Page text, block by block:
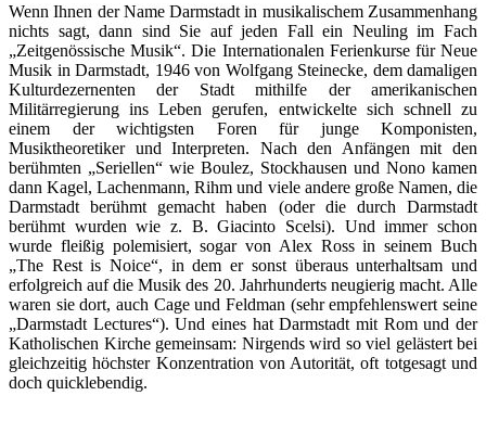
Wenn Ihnen der Name Darmstadt in musikalischem Zusammenhang
nichts sagt, dann sind Sie auf jeden Fall ein Neuling im Fach
„Zeitgenössische Musik“. Die Internationalen Ferienkurse für Neue
Musik in Darmstadt, 1946 von Wolfgang Steinecke, dem damaligen
Kulturdezernenten der Stadt mithilfe der amerikanischen
Militärregierung ins Leben gerufen, entwickelte sich schnell zu
einem der wichtigsten Foren für junge Komponisten,
Musiktheoretiker und Interpreten. Nach den Anfängen mit den
berühmten „Seriellen“ wie Boulez, Stockhausen und Nono kamen
dann Kagel, Lachenmann, Rihm und viele andere große Namen, die
Darmstadt berühmt gemacht haben (oder die durch Darmstadt
berühmt wurden wie z. B. Giacinto Scelsi). Und immer schon
wurde fleißig polemisiert, sogar von Alex Ross in seinem Buch
„The Rest is Noice“, in dem er sonst überaus unterhaltsam und
erfolgreich auf die Musik des 20. Jahrhunderts neugierig macht. Alle
waren sie dort, auch Cage und Feldman (sehr empfehlenswert seine
„Darmstadt Lectures“). Und eines hat Darmstadt mit Rom und der
Katholischen Kirche gemeinsam: Nirgends wird so viel gelästert bei
gleichzeitig höchster Konzentration von Autorität, oft totgesagt und
doch quicklebendig.